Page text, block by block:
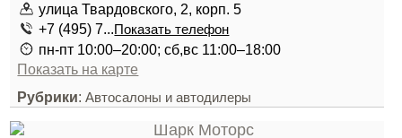
улица Твардовского, 2, корп. 5
+7 (495) 7...Показать телефон
пн-пт 10:00–20:00; сб,вс 11:00–18:00
Показать на карте
Рубрики:Автосалоны и автодилеры